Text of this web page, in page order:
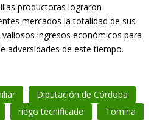
productoras lograron
mercados la totalidad de sus
ingresos económicos para
adversidades de este tiempo.
Diputación de Córdoba
riego tecnificado Tomina